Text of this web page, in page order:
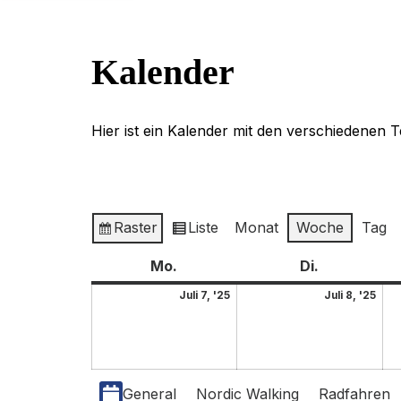
Kalender
Hier ist ein Kalender mit den verschiedenen
Anzeigen
Raster
Ansicht
als
Liste Monat Woche Tag
Mo. Di.
Juli 7, '25 Juli 8, '25
Kategorien
General Nordic Walking Radfahren